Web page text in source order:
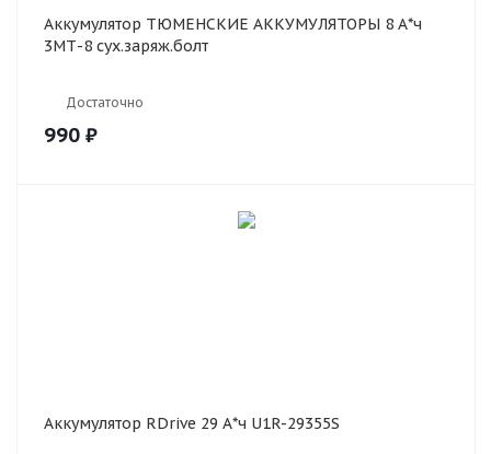
Аккумулятор ТЮМЕНСКИЕ АККУМУЛЯТОРЫ 8 А*ч
3МТ-8 сух.заряж.болт
Достаточно
990 ₽
Аккумулятор RDrive 29 А*ч U1R-29355S